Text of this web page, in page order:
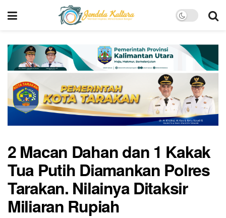
2 Macan Dahan dan 1 Kakak
Tua Putih Diamankan Polres
Tarakan. Nilainya Ditaksir
Miliaran Rupiah